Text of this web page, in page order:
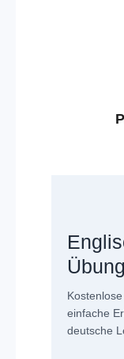
einfache
deutsche